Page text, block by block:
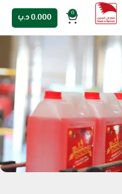
0
0.000د.ب